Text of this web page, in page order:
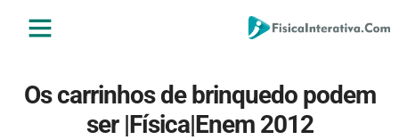
Os carrinhos de brinquedo podem
ser |Física|Enem 2012